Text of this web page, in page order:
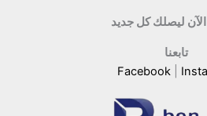
ليصلك كل جديد
تابعنا
Facebook